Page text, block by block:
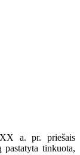
a. pr. priešais
pastatyta tinkuota,